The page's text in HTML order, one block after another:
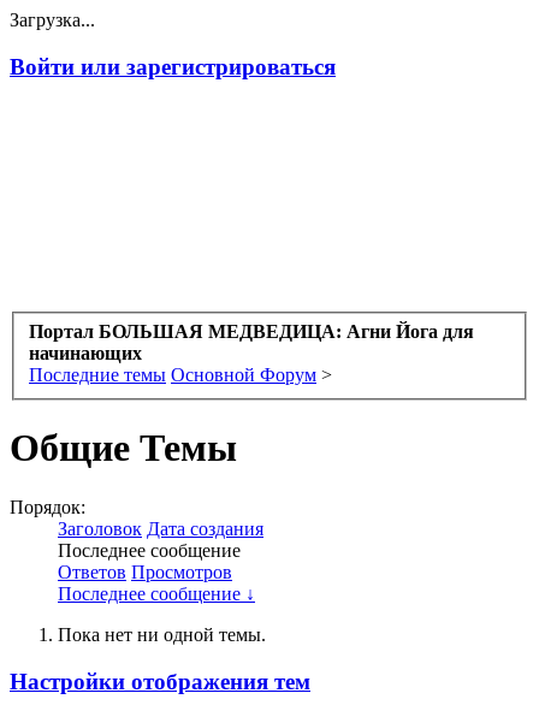
Загрузка...
Войти или зарегистрироваться
Портал БОЛЬШАЯ МЕДВЕДИЦА: Агни Йога для
начинающих
Последние темы Основной Форум >
Общие Темы
Порядок:
Заголовок Дата создания
Последнее сообщение
Ответов Просмотров
Последнее сообщение ↓
Пока нет ни одной темы.
Настройки отображения тем